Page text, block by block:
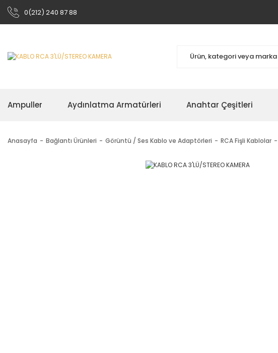
0(212) 240 87 88
Ampuller Aydınlatma Armatürleri Anahtar Çeşitleri
Anasayfa Bağlantı Ürünleri Görüntü / Ses Kablo ve Adaptörleri RCA Fişli Kablolar